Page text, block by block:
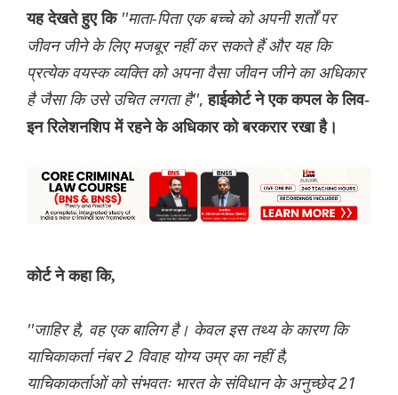
यह देखते हुए कि ''माता-पिता एक बच्चे को अपनी शर्तों पर
जीवन जीने के लिए मजबूर नहीं कर सकते हैं और यह कि
प्रत्येक वयस्क व्यक्ति को अपना वैसा जीवन जीने का अधिकार
है जैसा कि उसे उचित लगता है'',हाईकोर्ट ने एक कपल के लिव-
इन रिलेशनशिप में रहने के अधिकार को बरकरार रखा है।
कोर्ट ने कहा कि,
''जाहिर है, वह एक बालिग है। केवल इस तथ्य के कारण कि
याचिकाकर्ता नंबर 2 विवाह योग्य उम्र का नहीं है,
याचिकाकर्ताओं को संभवतः भारत के संविधान के अनुच्छेद 21